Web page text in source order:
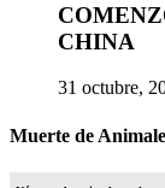
CHINA
31 octubre,
Muerte de